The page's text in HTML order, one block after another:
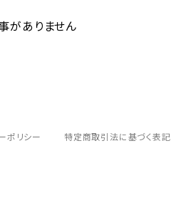
がありません
ポリシー 特定商取引法に基づく表記